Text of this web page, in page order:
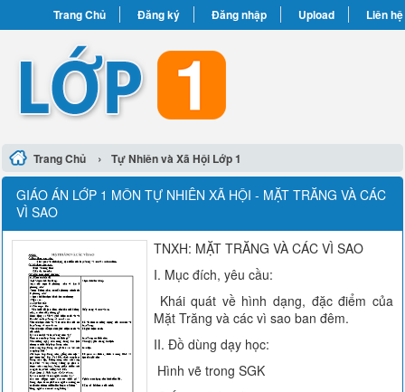
Trang Chủ Đăng ký Đăng nhập Upload Liên hệ
Trang Chủ › Tự Nhiên và Xã Hội Lớp 1
GIÁO ÁN LỚP 1 MÔN TỰ NHIÊN XÃ HỘI - MẶT TRĂNG VÀ CÁC
VÌ SAO
TNXH: MẶT TRĂNG VÀ CÁC VÌ SAO
I. Mục đích, yêu cầu:
Khái quát về hình dạng, đặc điểm của
Mặt Trăng và các vì sao ban đêm.
II. Đồ dùng dạy học:
Hình vẽ trong SGK